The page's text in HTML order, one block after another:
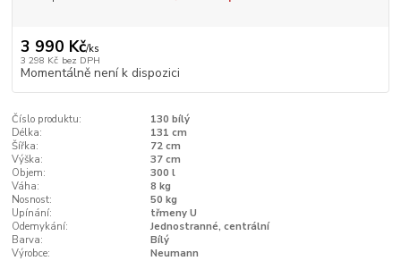
3 990 Kč/ks
3 298 Kč bez DPH
Momentálně není k dispozici
Číslo produktu:
130 bílý
Délka:
131 cm
Šířka:
72 cm
Výška:
37 cm
Objem:
300 l
Váha:
8 kg
Nosnost:
50 kg
Upínání:
třmeny U
Odemykání:
Jednostranné, centrální
Barva:
Bílý
Výrobce:
Neumann